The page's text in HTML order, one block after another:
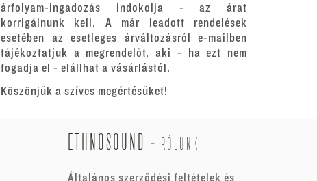
árfolyam-ingadozás indokolja - az árat
korrigálnunk kell. A már leadott rendelések
esetében az esetleges árváltozásról e-mailben
tájékoztatjuk a megrendelőt, aki - ha ezt nem
fogadja el - elállhat a vásárlástól.
Köszönjük a szíves megértésüket!
ETHNOSOUND - RÓLUNK
Általános szerződési feltételek és